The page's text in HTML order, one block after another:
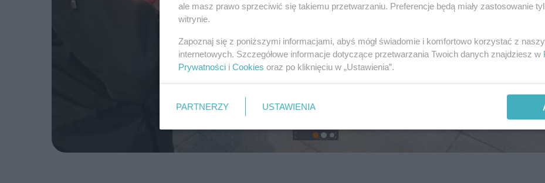
ale masz prawo sprzeciwić się takiemu przetwarzaniu. Preferencje będą miały zastosowanie
witrynie.
Zapoznaj się z poniższymi informacjami, abyś mógł świadomie i komfortowo korzystać z
internetowych. Szczegółowe informacje dotyczące przetwarzania Twoich danych znajdziesz w
Prywatności i Cookies oraz po kliknięciu w „Ustawienia”.
PARTNERZY USTAWIENIA